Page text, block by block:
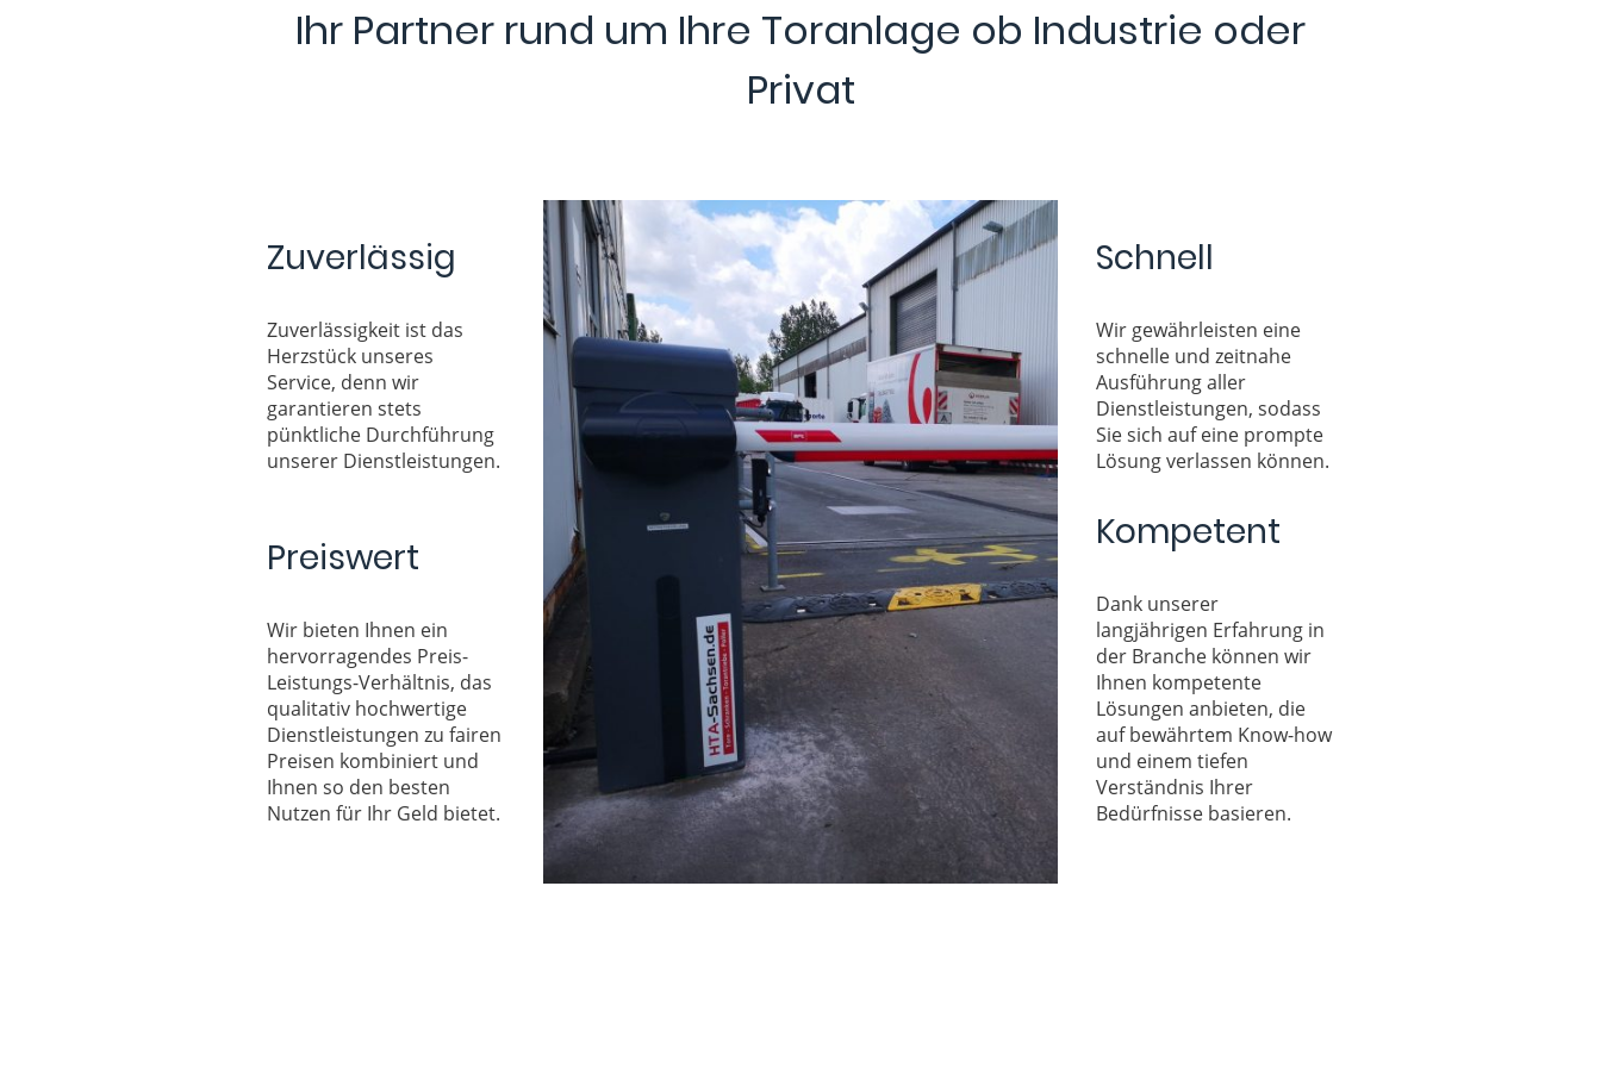
Ihr Partner rund um Ihre Toranlage ob Industrie oder
Privat
Zuverlässig
Zuverlässigkeit ist das
Herzstück unseres
Service, denn wir
garantieren stets
pünktliche Durchführung
unserer Dienstleistungen.
Preiswert
Wir bieten Ihnen ein
hervorragendes Preis-
Leistungs-Verhältnis, das
qualitativ hochwertige
Dienstleistungen zu fairen
Preisen kombiniert und
Ihnen so den besten
Nutzen für Ihr Geld bietet.
Schnell
Wir gewährleisten eine
schnelle und zeitnahe
Ausführung aller
Dienstleistungen, sodass
Sie sich auf eine prompte
Lösung verlassen können.
Kompetent
Dank unserer
langjährigen Erfahrung in
der Branche können wir
Ihnen kompetente
Lösungen anbieten, die
auf bewährtem Know-how
und einem tiefen
Verständnis Ihrer
Bedürfnisse basieren.